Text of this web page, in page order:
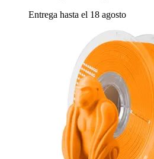
Entrega hasta el 18 agosto